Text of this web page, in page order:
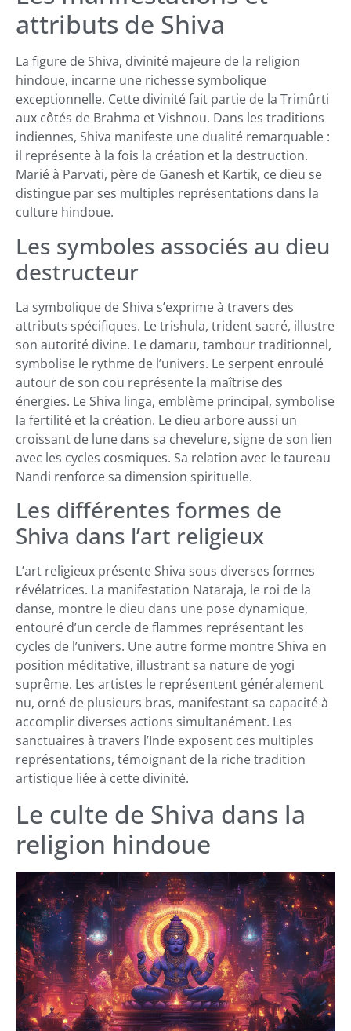
attributs de Shiva
La figure de Shiva, divinité majeure de la religion
hindoue, incarne une richesse symbolique
exceptionnelle. Cette divinité fait partie de la Trimûrti
aux côtés de Brahma et Vishnou. Dans les traditions
indiennes, Shiva manifeste une dualité remarquable :
il représente à la fois la création et la destruction.
Marié à Parvati, père de Ganesh et Kartik, ce dieu se
distingue par ses multiples représentations dans la
culture hindoue.
Les symboles associés au dieu
destructeur
La symbolique de Shiva s’exprime à travers des
attributs spécifiques. Le trishula, trident sacré, illustre
son autorité divine. Le damaru, tambour traditionnel,
symbolise le rythme de l’univers. Le serpent enroulé
autour de son cou représente la maîtrise des
énergies. Le Shiva linga, emblème principal, symbolise
la fertilité et la création. Le dieu arbore aussi un
croissant de lune dans sa chevelure, signe de son lien
avec les cycles cosmiques. Sa relation avec le taureau
Nandi renforce sa dimension spirituelle.
Les différentes formes de
Shiva dans l’art religieux
L’art religieux présente Shiva sous diverses formes
révélatrices. La manifestation Nataraja, le roi de la
danse, montre le dieu dans une pose dynamique,
entouré d’un cercle de flammes représentant les
cycles de l’univers. Une autre forme montre Shiva en
position méditative, illustrant sa nature de yogi
suprême. Les artistes le représentent généralement
nu, orné de plusieurs bras, manifestant sa capacité à
accomplir diverses actions simultanément. Les
sanctuaires à travers l’Inde exposent ces multiples
représentations, témoignant de la riche tradition
artistique liée à cette divinité.
Le culte de Shiva dans la
religion hindoue